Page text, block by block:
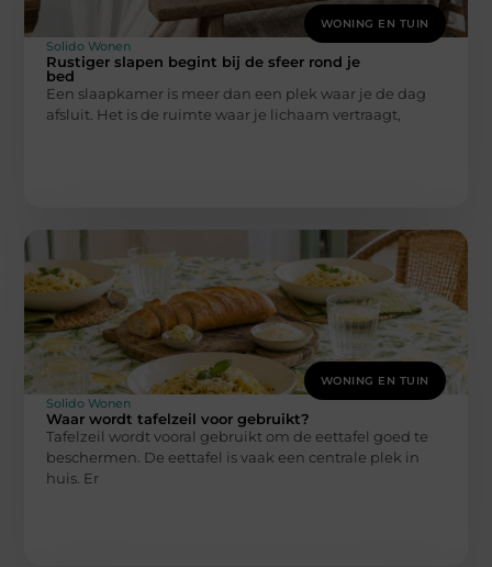
WONING EN TUIN
Solido Wonen
Rustiger slapen begint bij de sfeer rond je
bed
Een slaapkamer is meer dan een plek waar je de dag
afsluit. Het is de ruimte waar je lichaam vertraagt,
WONING EN TUIN
Solido Wonen
Waar wordt tafelzeil voor gebruikt?
Tafelzeil wordt vooral gebruikt om de eettafel goed te
beschermen. De eettafel is vaak een centrale plek in
huis. Er